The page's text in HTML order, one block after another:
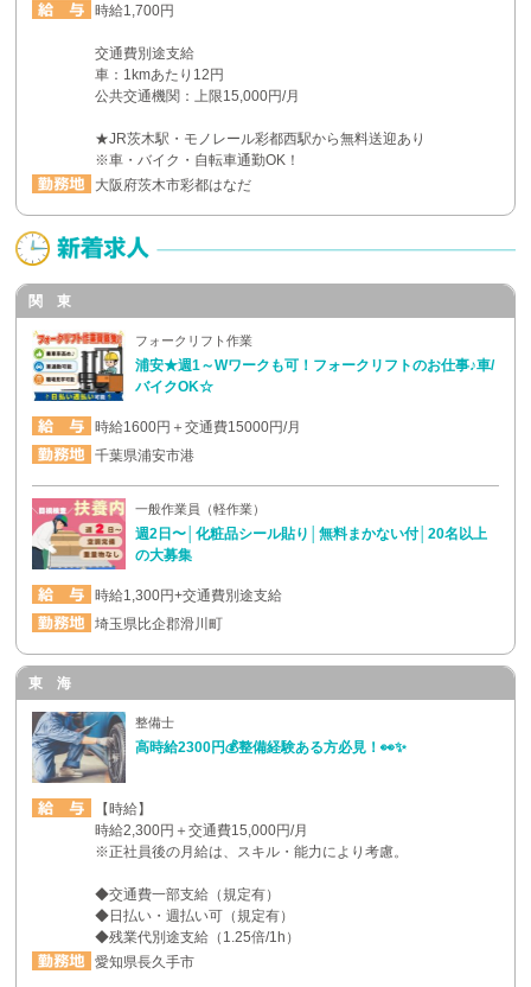
時給1,700円
交通費別途支給
車：1kmあたり12円
公共交通機関：上限15,000円/月
★JR茨木駅・モノレール彩都西駅から無料送迎あり
※車・バイク・自転車通勤OK！
大阪府茨木市彩都はなだ
関 東
フォークリフト作業
浦安★週1～Wワークも可！フォークリフトのお仕事♪車/
バイクOK☆
時給1600円＋交通費15000円/月
千葉県浦安市港
一般作業員（軽作業）
週2日〜│化粧品シール貼り│無料まかない付│20名以上
の大募集
時給1,300円+交通費別途支給
埼玉県比企郡滑川町
東 海
整備士
高時給2300円💰整備経験ある方必見！👀✨
【時給】
時給2,300円＋交通費15,000円/月
※正社員後の月給は、スキル・能力により考慮。
◆交通費一部支給（規定有）
◆日払い・週払い可（規定有）
◆残業代別途支給（1.25倍/1h）
愛知県長久手市